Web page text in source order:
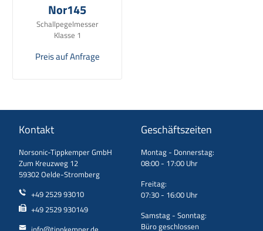
Nor145
Schallpegelmesser
Klasse 1
Preis auf Anfrage
Kontakt
Norsonic-Tippkemper GmbH
Zum Kreuzweg 12
59302 Oelde-Stromberg
+49 2529 93010
+49 2529 930149
Geschäftszeiten
Montag - Donnerstag:
08:00 - 17:00 Uhr
Freitag:
07:30 - 16:00 Uhr
Samstag - Sonntag:
Büro geschlossen